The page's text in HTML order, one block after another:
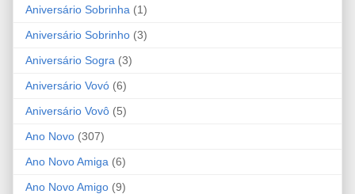
Aniversário Sobrinha (1)
Aniversário Sobrinho (3)
Aniversário Sogra (3)
Aniversário Vovó (6)
Aniversário Vovô (5)
Ano Novo (307)
Ano Novo Amiga (6)
Ano Novo Amigo (9)